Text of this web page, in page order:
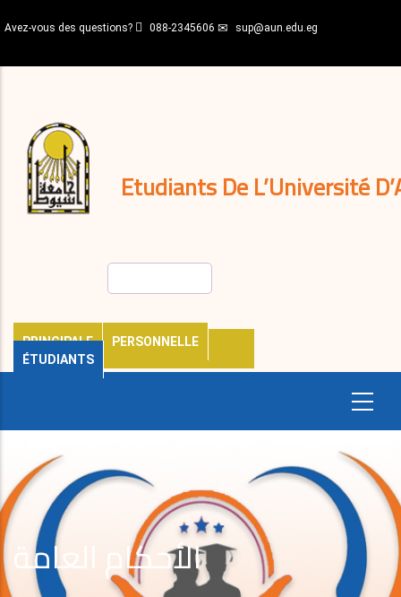
au
principal
Avez-vous des questions? 088-2345606 sup@aun.edu.eg
Etudiants De L’Université
PRINCIPALE
PERSONNELLE
ÉTUDIANTS
décisions
Expatriés
Journal
الأحكام العامة